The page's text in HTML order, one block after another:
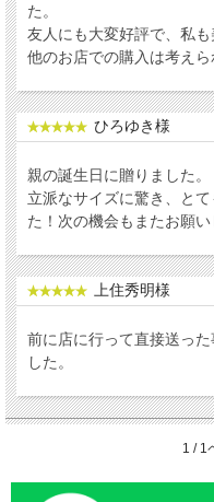
た。
友人にも大変好評で、私も
他のお店での購入は考えら
ひろゆき様
親の誕生日に贈りました。
立派なサイズに驚き、と
た！次の機会もまたお願い
上住秀明様
前に店に行って直接送っ
した。
1 / 1